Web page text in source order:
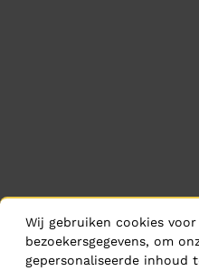
Wij gebruiken cookies
bezoekersgegevens, om
gepersonaliseerde inhoud